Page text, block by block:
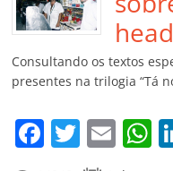
o
k
p
Consultando os textos
presentes na trilogia “Tá
F
a
T
w
E
m